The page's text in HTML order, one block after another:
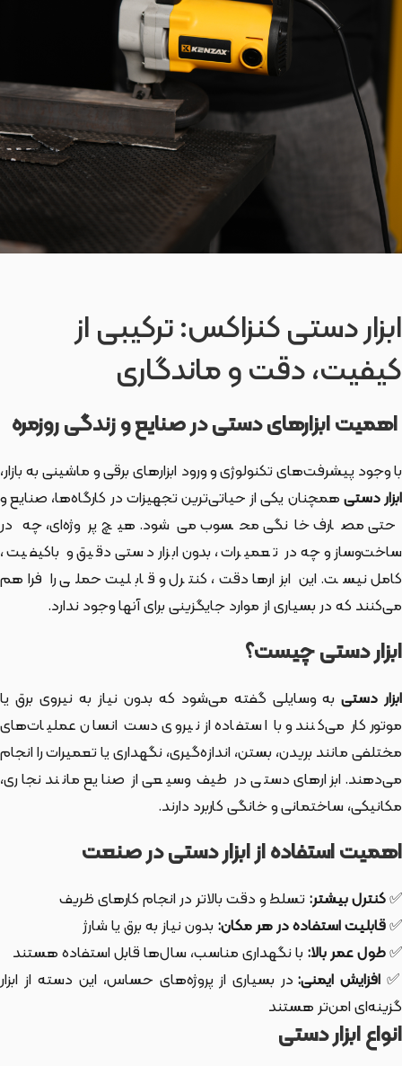
ابزار دستی کنزاکس: ترکیبی از
کیفیت، دقت و ماندگاری
اهمیت ابزارهای دستی در صنایع و زندگی روزمره
با وجود پیشرفت‌های تکنولوژی و ورود ابزارهای برقی و ماشینی به بازار،
ابزار دستیهمچنان یکی از حیاتی‌ترین تجهیزات در کارگاه‌ها، صنایع و
حتی مصارف خانگی محسوب می‌شود. هیچ پروژه‌ای، چه در
ساخت‌وساز و چه در تعمیرات، بدون ابزار دستی دقیق و باکیفیت،
کامل نیست. این ابزارها دقت، کنترل و قابلیت حملی را فراهم
می‌کنند که در بسیاری از موارد جایگزینی برای آنها وجود ندارد.
ابزار دستی چیست؟
ابزار دستیبه وسایلی گفته می‌شود که بدون نیاز به نیروی برق یا
موتور کار می‌کنند و با استفاده از نیروی دست انسان عملیات‌های
مختلفی مانند بریدن، بستن، اندازه‌گیری، نگهداری یا تعمیرات را انجام
می‌دهند. ابزارهای دستی در طیف وسیعی از صنایع مانند نجاری،
مکانیکی، ساختمانی و خانگی کاربرد دارند.
اهمیت استفاده از ابزار دستی در صنعت
✅کنترل بیشتر: تسلط و دقت بالاتر در انجام کارهای ظریف
✅قابلیت استفاده در هر مکان: بدون نیاز به برق یا شارژ
✅طول عمر بالا: با نگهداری مناسب، سال‌ها قابل استفاده هستند
✅ افزایش ایمنی: در بسیاری از پروژه‌های حساس، این دسته از ابزار
گزینه‌ای امن‌تر هستند
انواع ابزار دستی